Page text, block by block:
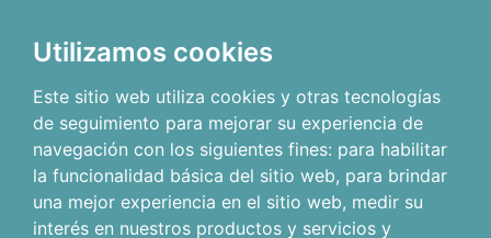
Utilizamos cookies
Este sitio web utiliza cookies y otras tecnologías
de seguimiento para mejorar su experiencia de
navegación con los siguientes fines: para habilitar
la funcionalidad básica del sitio web, para brindar
una mejor experiencia en el sitio web, medir su
interés en nuestros productos y servicios y